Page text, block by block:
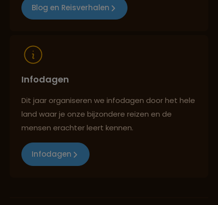
Blog en Reisverhalen
Infodagen
Dit jaar organiseren we infodagen door het hele
land waar je onze bijzondere reizen en de
mensen erachter leert kennen.
Infodagen